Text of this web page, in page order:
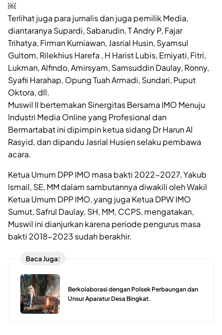
￼
Terlihat juga para jurnalis dan juga pemilik Media,
diantaranya Supardi, Sabarudin, T Andry P, Fajar
Trihatya, Firman Kurniawan, Jasrial Husin, Syamsul
Gultom, Rilekhius Harefa , H Harist Lubis, Erniyati, Fitri,
Lukman, Alfindo, Amirsyam, Samsuddin Daulay, Ronny,
Syafii Harahap, Opung Tuah Armadi, Sundari, Puput
Oktora, dll.
Muswil II bertemakan Sinergitas Bersama IMO Menuju
Industri Media Online yang Profesional dan
Bermartabat ini dipimpin ketua sidang Dr Harun Al
Rasyid, dan dipandu Jasrial Husien selaku pembawa
acara.
Ketua Umum DPP IMO masa bakti 2022-2027, Yakub
Ismail, SE, MM dalam sambutannya diwakili oleh Wakil
Ketua Umum DPP IMO, yang juga Ketua DPW IMO
Sumut, Safrul Daulay, SH, MM, CCPS, mengatakan,
Muswil ini dianjurkan karena periode pengurus masa
bakti 2018-2023 sudah berakhir.
Baca Juga:
Berkolaborasi dengan Polsek Perbaungan dan
Unsur Aparatur Desa Bingkat.